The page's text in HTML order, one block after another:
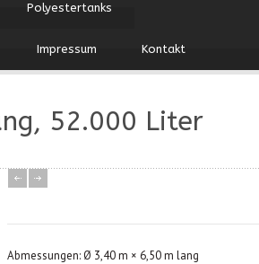
Polyestertanks
Impressum Kontakt
52.000 Liter
Abmessungen: Ø 3,40 m × 6,50 m lang